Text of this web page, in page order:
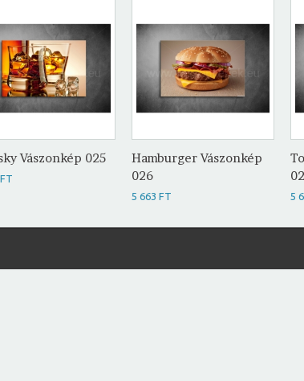
Vászonkép 025
Hamburger Vászonkép
026
5 663 FT 5